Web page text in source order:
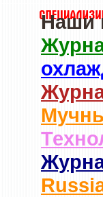
Наши